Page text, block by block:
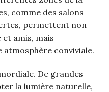
comme des salons
permettent non
et amis, mais
conviviale.
De grandes
la lumière naturelle,